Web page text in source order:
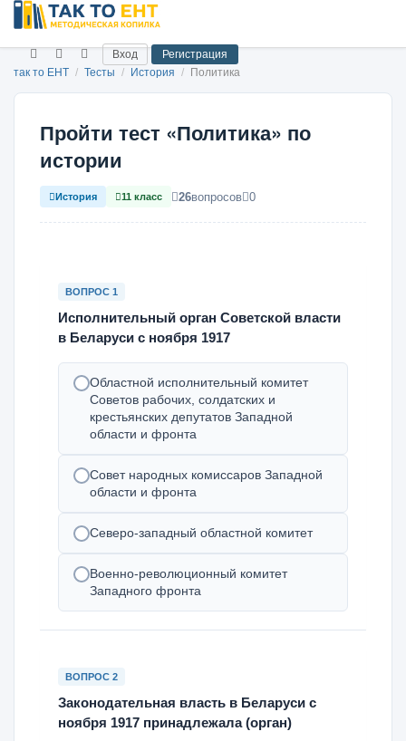
Вход
Регистрация
так то ЕНТ / Тесты / История / Политика
Пройти тест «Политика» по
истории
История 11 класс 26вопросов 0
ВОПРОС 1
Исполнительный орган Советской власти
в Беларуси с ноября 1917
Областной исполнительный комитет
Советов рабочих, солдатских и
крестьянских депутатов Западной
области и фронта
Совет народных комиссаров Западной
области и фронта
Северо-западный областной комитет
Военно-революционный комитет
Западного фронта
ВОПРОС 2
Законодательная власть в Беларуси с
ноября 1917 принадлежала (орган)